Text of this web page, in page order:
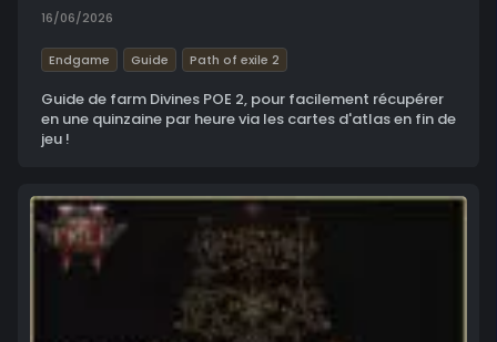
16/06/2026
Endgame Guide Path of exile 2
Guide de farm Divines POE 2, pour facilement récupérer
en une quinzaine par heure via les cartes d'atlas en fin de
jeu !